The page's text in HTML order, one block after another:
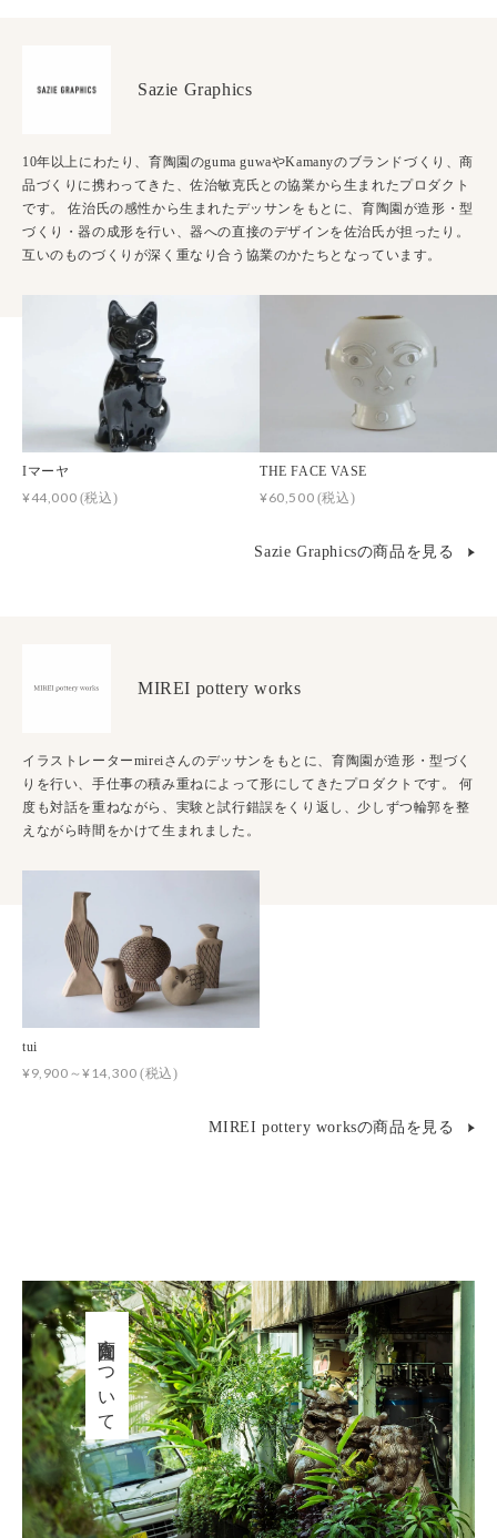
Sazie Graphics
10年以上にわたり、育陶園のguma guwaやKamanyのブランドづくり、商
品づくりに携わってきた、佐治敏克氏との協業から生まれたプロダクト
です。 佐治氏の感性から生まれたデッサンをもとに、育陶園が造形・型
づくり・器の成形を行い、器への直接のデザインを佐治氏が担ったり。
互いのものづくりが深く重なり合う協業のかたちとなっています。
Iマーヤ
¥44,000 (税込)
THE FACE VASE
¥60,500 (税込)
Sazie Graphicsの商品を見る
MIREI pottery works
イラストレーターmireiさんのデッサンをもとに、育陶園が造形・型づく
りを行い、手仕事の積み重ねによって形にしてきたプロダクトです。 何
度も対話を重ねながら、実験と試行錯誤をくり返し、少しずつ輪郭を整
えながら時間をかけて生まれました。
tui
¥9,900～¥14,300 (税込)
MIREI pottery worksの商品を見る
育陶園について